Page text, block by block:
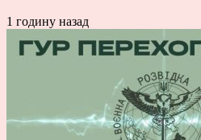
1 годину назад